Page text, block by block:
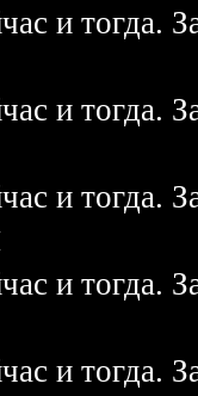
и тогда.
и тогда.
и тогда.
и тогда.
и тогда.